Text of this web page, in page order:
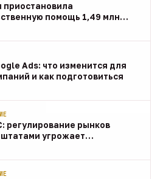
приостановила
помощь 1,49 млн
Ads: что изменится для
и как подготовиться
регулирование рынков
штатами угрожает